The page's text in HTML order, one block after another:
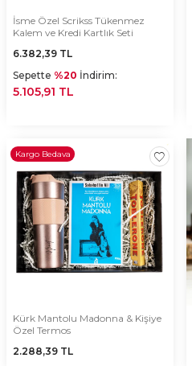
İsme Özel Scrikss Tükenmez
Kalem ve Kredi Kartlık Seti
6.382,39 TL
Sepette %20 İndirim:
5.105,91 TL
Kargo Bedava
Kürk Mantolu Madonna & Kişiye
Özel Termos
2.288,39 TL